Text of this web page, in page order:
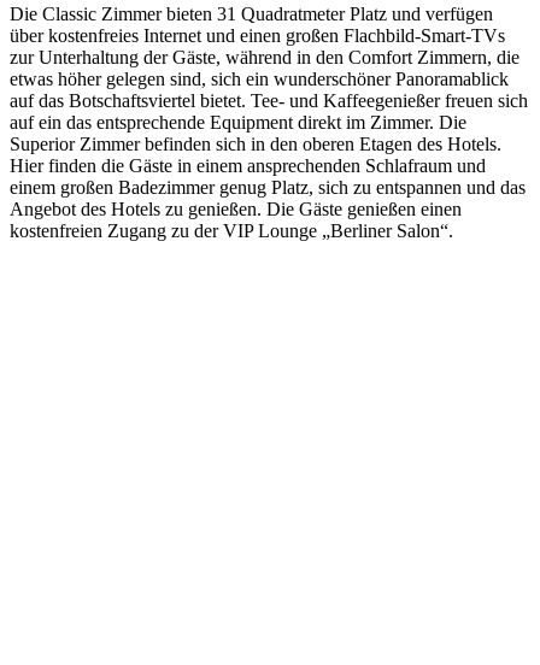
Die Classic Zimmer bieten 31 Quadratmeter Platz und verfügen
über kostenfreies Internet und einen großen Flachbild-Smart-TVs
zur Unterhaltung der Gäste, während in den Comfort Zimmern, die
etwas höher gelegen sind, sich ein wunderschöner Panoramablick
auf das Botschaftsviertel bietet. Tee- und Kaffeegenießer freuen sich
auf ein das entsprechende Equipment direkt im Zimmer. Die
Superior Zimmer befinden sich in den oberen Etagen des Hotels.
Hier finden die Gäste in einem ansprechenden Schlafraum und
einem großen Badezimmer genug Platz, sich zu entspannen und das
Angebot des Hotels zu genießen. Die Gäste genießen einen
kostenfreien Zugang zu der VIP Lounge „Berliner Salon“.